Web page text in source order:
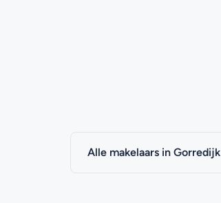
Alle makelaars in Gorredijk